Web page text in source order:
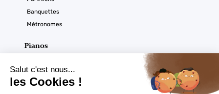
Banquettes
Métronomes
Pianos
Acoustiques
Numériques